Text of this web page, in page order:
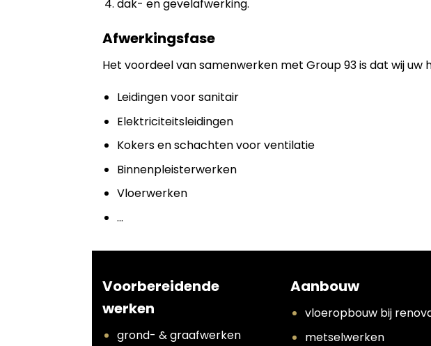
dak- en gevelafwerking.
Afwerkingsfase
Het voordeel van samenwerken met Group 93 is dat wij
Leidingen voor sanitair
Elektriciteitsleidingen
Kokers en schachten voor ventilatie
Binnenpleisterwerken
Vloerwerken
…
Voorbereidende
werken
grond- & graafwerken
Aanbouw
vloeropbouw bij
metselwerken